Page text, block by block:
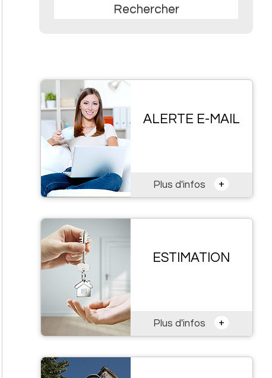
Rechercher
ALERTE E-MAIL
Plus d'infos +
ESTIMATION
Plus d'infos +